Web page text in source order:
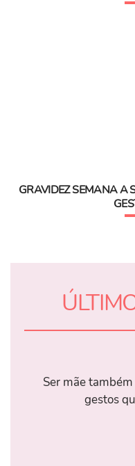
GRAVIDEZ SEMANA A
Ser mãe
gestos